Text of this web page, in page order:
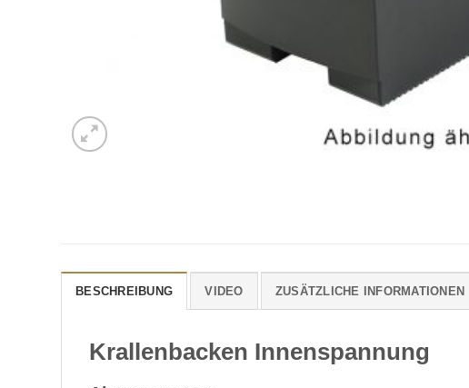
BESCHREIBUNG VIDEO ZUSÄTZLICHE INFORMATIONEN
Krallenbacken Innenspannung